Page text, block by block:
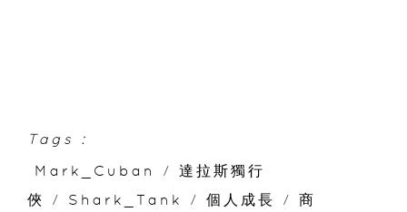
Tags :
Mark_Cuban
/
達拉斯獨行
俠
/ Shark_Tank / 個人成長 /
商